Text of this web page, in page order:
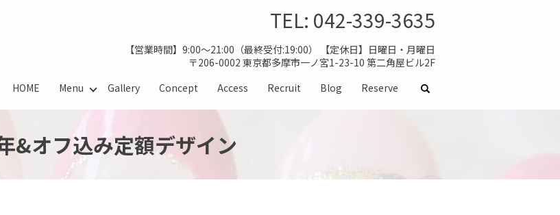
TEL: 042-339-3635
【営業時間】9:00～21:00（最終受付:19:00） 【定休日】日曜日・月曜日
〒206-0002 東京都多摩市一ノ宮1-23-10 第二角屋ビル2F
HOME
Menu Gallery Concept Access Recruit Blog Reserve search
&オフ込み定額デザイン